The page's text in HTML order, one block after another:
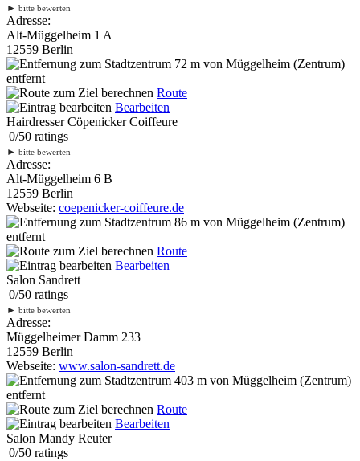
► bitte bewerten
Adresse:
Alt-Müggelheim 1 A
12559 Berlin
72 m von Müggelheim (Zentrum)
entfernt
Route
Bearbeiten
Hairdresser Cöpenicker Coiffeure
0/50 ratings
► bitte bewerten
Adresse:
Alt-Müggelheim 6 B
12559 Berlin
Webseite: coepenicker-coiffeure.de
86 m von Müggelheim (Zentrum)
entfernt
Route
Bearbeiten
Salon Sandrett
0/50 ratings
► bitte bewerten
Adresse:
Müggelheimer Damm 233
12559 Berlin
Webseite: www.salon-sandrett.de
403 m von Müggelheim (Zentrum)
entfernt
Route
Bearbeiten
Salon Mandy Reuter
0/50 ratings